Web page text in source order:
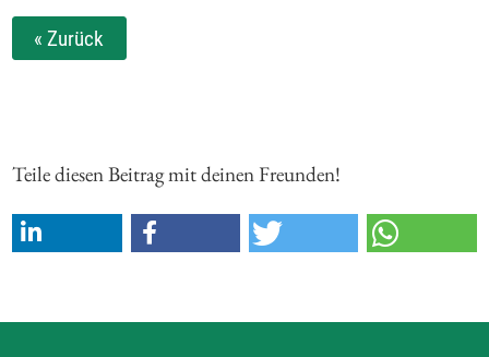
« Zurück
Teile diesen Beitrag mit deinen Freunden!